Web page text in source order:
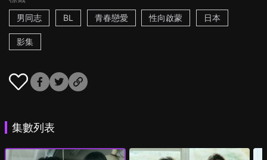
男同志
BL 青春戀愛 性向啟蒙 日本
影集
集數列表